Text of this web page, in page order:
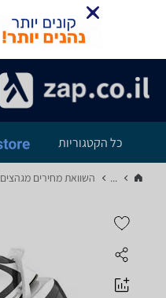
כל הקטגוריות
... השוואת מחירים מגהצים‏